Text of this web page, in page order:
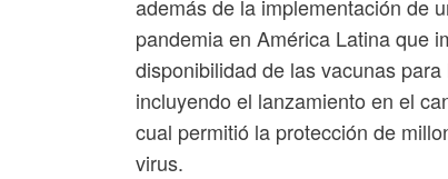
además de la implementación de
pandemia en América Latina que
disponibilidad de las vacunas
incluyendo el lanzamiento en el
cual permitió la protección de
virus.